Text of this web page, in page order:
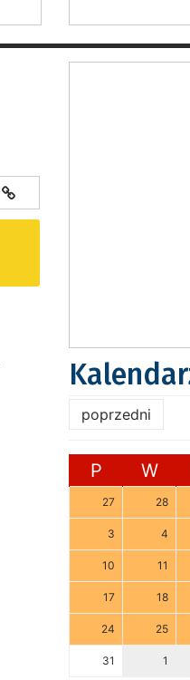
poprzedni
P W
27 28
3 4
10 11
17 18
24 25
31 1